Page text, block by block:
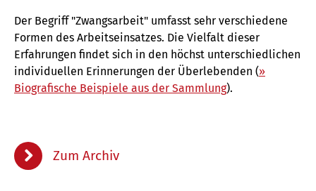
Der Begriff "Zwangsarbeit" umfasst sehr verschiedene
Formen des Arbeitseinsatzes. Die Vielfalt dieser
Erfahrungen findet sich in den höchst unterschiedlichen
individuellen Erinnerungen der Überlebenden (»
Biografische Beispiele aus der Sammlung).
Zum Archiv